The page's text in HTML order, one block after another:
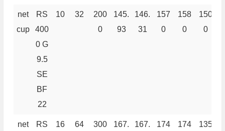
net
cup
RS
400
0 G
9.5
SE
BF
22
10 32
200
0
145.
93
146.
31
157
0
158
0
150
0
net
RS
16 64
300
167.
167.
174
174
135